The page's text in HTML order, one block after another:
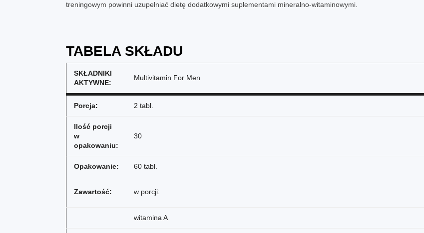
treningowym powinni uzupełniać dietę dodatkowymi suplementami mineralno-witaminowymi.
TABELA SKŁADU
SKŁADNIKI
AKTYWNE:
Multivitamin For Men
Porcja: 2 tabl.
Ilość porcji
w
opakowaniu:
30
Opakowanie: 60 tabl.
Zawartość: w porcji:
witamina A